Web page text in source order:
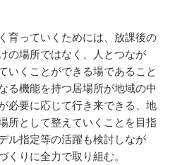
育っていくためには、放課後の
の場所ではなく、人とつなが
いくことができる場であること
る機能を持つ居場所が地域の中
必要に応じて行き来できる、地
所として整えていくことを目指
ル指定等の活躍も検討しなが
くりに全力で取り組む。